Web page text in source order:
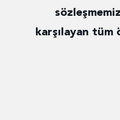
karşılayan tüm